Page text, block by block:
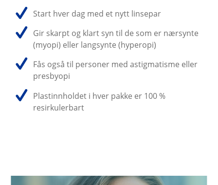
Start hver dag med et nytt linsepar
Gir skarpt og klart syn til de som er nærsynte
(myopi) eller langsynte (hyperopi)
Fås også til personer med astigmatisme eller
presbyopi
Plastinnholdet i hver pakke er 100 %
resirkulerbart